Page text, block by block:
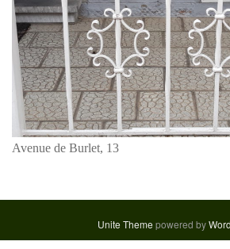
Avenue de Burlet, 13
Unite Themepowered by